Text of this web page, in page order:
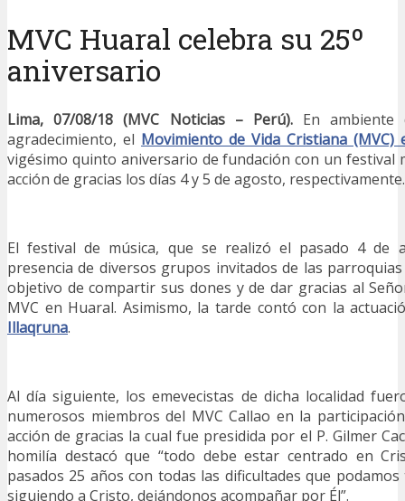
MVC Huaral celebra su 25º
aniversario
Lima, 07/08/18 (MVC Noticias – Perú).En ambiente
agradecimiento, el Movimiento de Vida Cristiana (MVC)
vigésimo quinto aniversario de fundación con un festival
acción de gracias los días 4 y 5 de agosto, respectivamente.
El festival de música, que se realizó el pasado 4 de
presencia de diversos grupos invitados de las
objetivo de compartir sus dones y de dar gracias al
MVC en Huaral. Asimismo, la tarde contó con la
Illaqruna.
Al día siguiente, los emevecistas de dicha localidad
numerosos miembros del MVC Callao en la
acción de gracias la cual fue presidida por el P. Gilmer
homilía destacó que “todo debe estar centrado en
pasados 25 años con todas las dificultades que
siguiendo a Cristo, dejándonos acompañar por Él”.